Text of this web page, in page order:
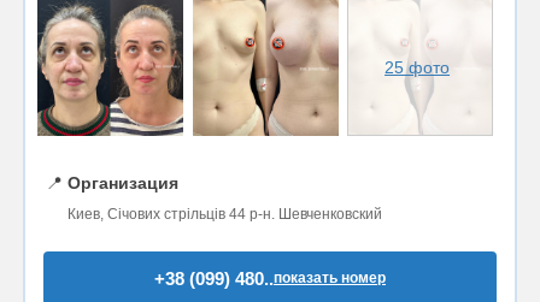
25 фото
📍 Организация
Киев, Січових стрільців 44 р-н. Шевченковский
+38 (099) 480..показать номер